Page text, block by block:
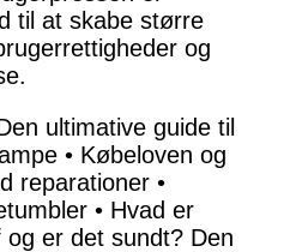
til at skabe større
og
ultimative guide til
• Købeloven og
reparationer •
• Hvad er
og er det sundt? Den